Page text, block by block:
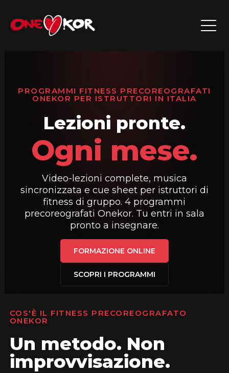
contenuto
PROGRAMMI FITNESS PRECOREOGRAFATI
ONEKOR PER ISTRUTTORI IN ITALIA
Lezioni pronte.
Ogni mese.
Video-lezioni complete, musica
sincronizzata e cue sheet per istruttori di
fitness di gruppo. 4 programmi
precoreografati Onekor. Tu entri in sala
pronto a insegnare.
FORMAZIONE ONLINE
SCOPRI I PROGRAMMI
COS'È IL FITNESS PRECOREOGRAFATO
ONEKOR
Un metodo. Non
improvvisazione.